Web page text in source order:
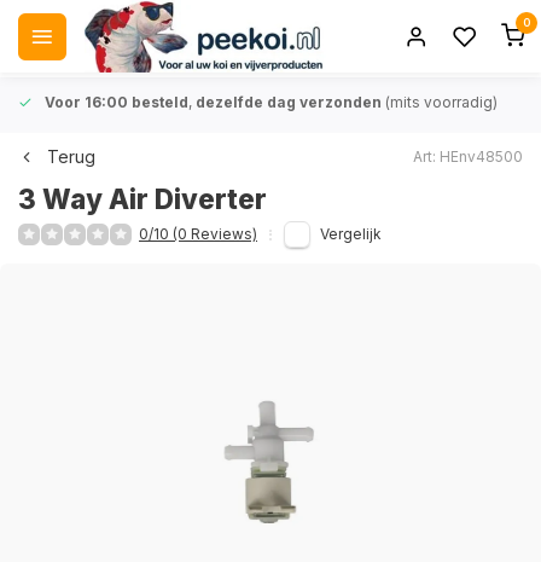
0
Voor 16:00 besteld, dezelfde dag verzonden (mits voorradig)
Terug Art: HEnv48500
3 Way Air Diverter
0/10 (0 Reviews) Vergelijk